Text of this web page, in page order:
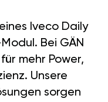
Iveco Daily
Bei GÄN
mehr Power,
Unsere
sorgen